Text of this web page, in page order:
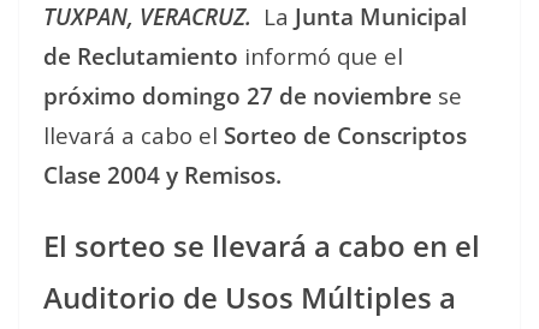
TUXPAN, VERACRUZ. La Junta Municipal
de Reclutamiento informó que el
próximo domingo 27 de noviembre se
llevará a cabo el Sorteo de Conscriptos
Clase 2004 y Remisos.
El sorteo se llevará a cabo en el
Auditorio de Usos Múltiples a